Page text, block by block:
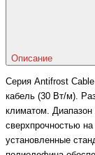
Описание
Серия Antifrost
кабель (30 Вт/м).
климатом. Диапазон
сверхпрочностью
установленные